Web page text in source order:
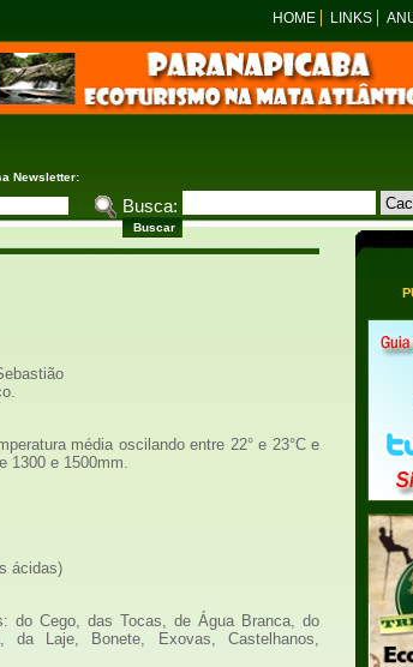
HOME LINKS
Busca:
Newsletter:
média oscilando entre 22° e 23°C e
1300 e 1500mm.
ácidas)
do Cego, das Tocas, de Água Branca, do
da Laje, Bonete, Exovas, Castelhanos,